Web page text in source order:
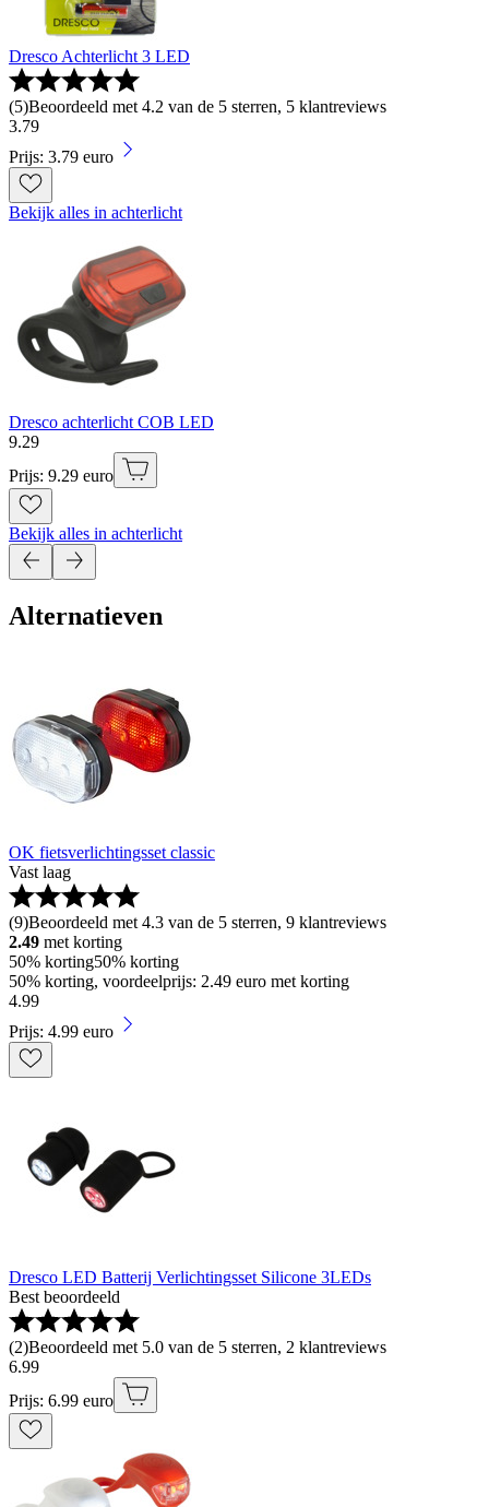
Dresco Achterlicht 3 LED
(5)Beoordeeld met 4.2 van de 5 sterren, 5 klantreviews
3.79
Prijs: 3.79 euro
Bekijk alles in achterlicht
Dresco achterlicht COB LED
9.29
Prijs: 9.29 euro
Bekijk alles in achterlicht
Alternatieven
OK fietsverlichtingsset classic
Vast laag
(9)Beoordeeld met 4.3 van de 5 sterren, 9 klantreviews
2.49 met korting
50% korting50% korting
50% korting, voordeelprijs: 2.49 euro met korting
4.99
Prijs: 4.99 euro
Dresco LED Batterij Verlichtingsset Silicone 3LEDs
Best beoordeeld
(2)Beoordeeld met 5.0 van de 5 sterren, 2 klantreviews
6.99
Prijs: 6.99 euro